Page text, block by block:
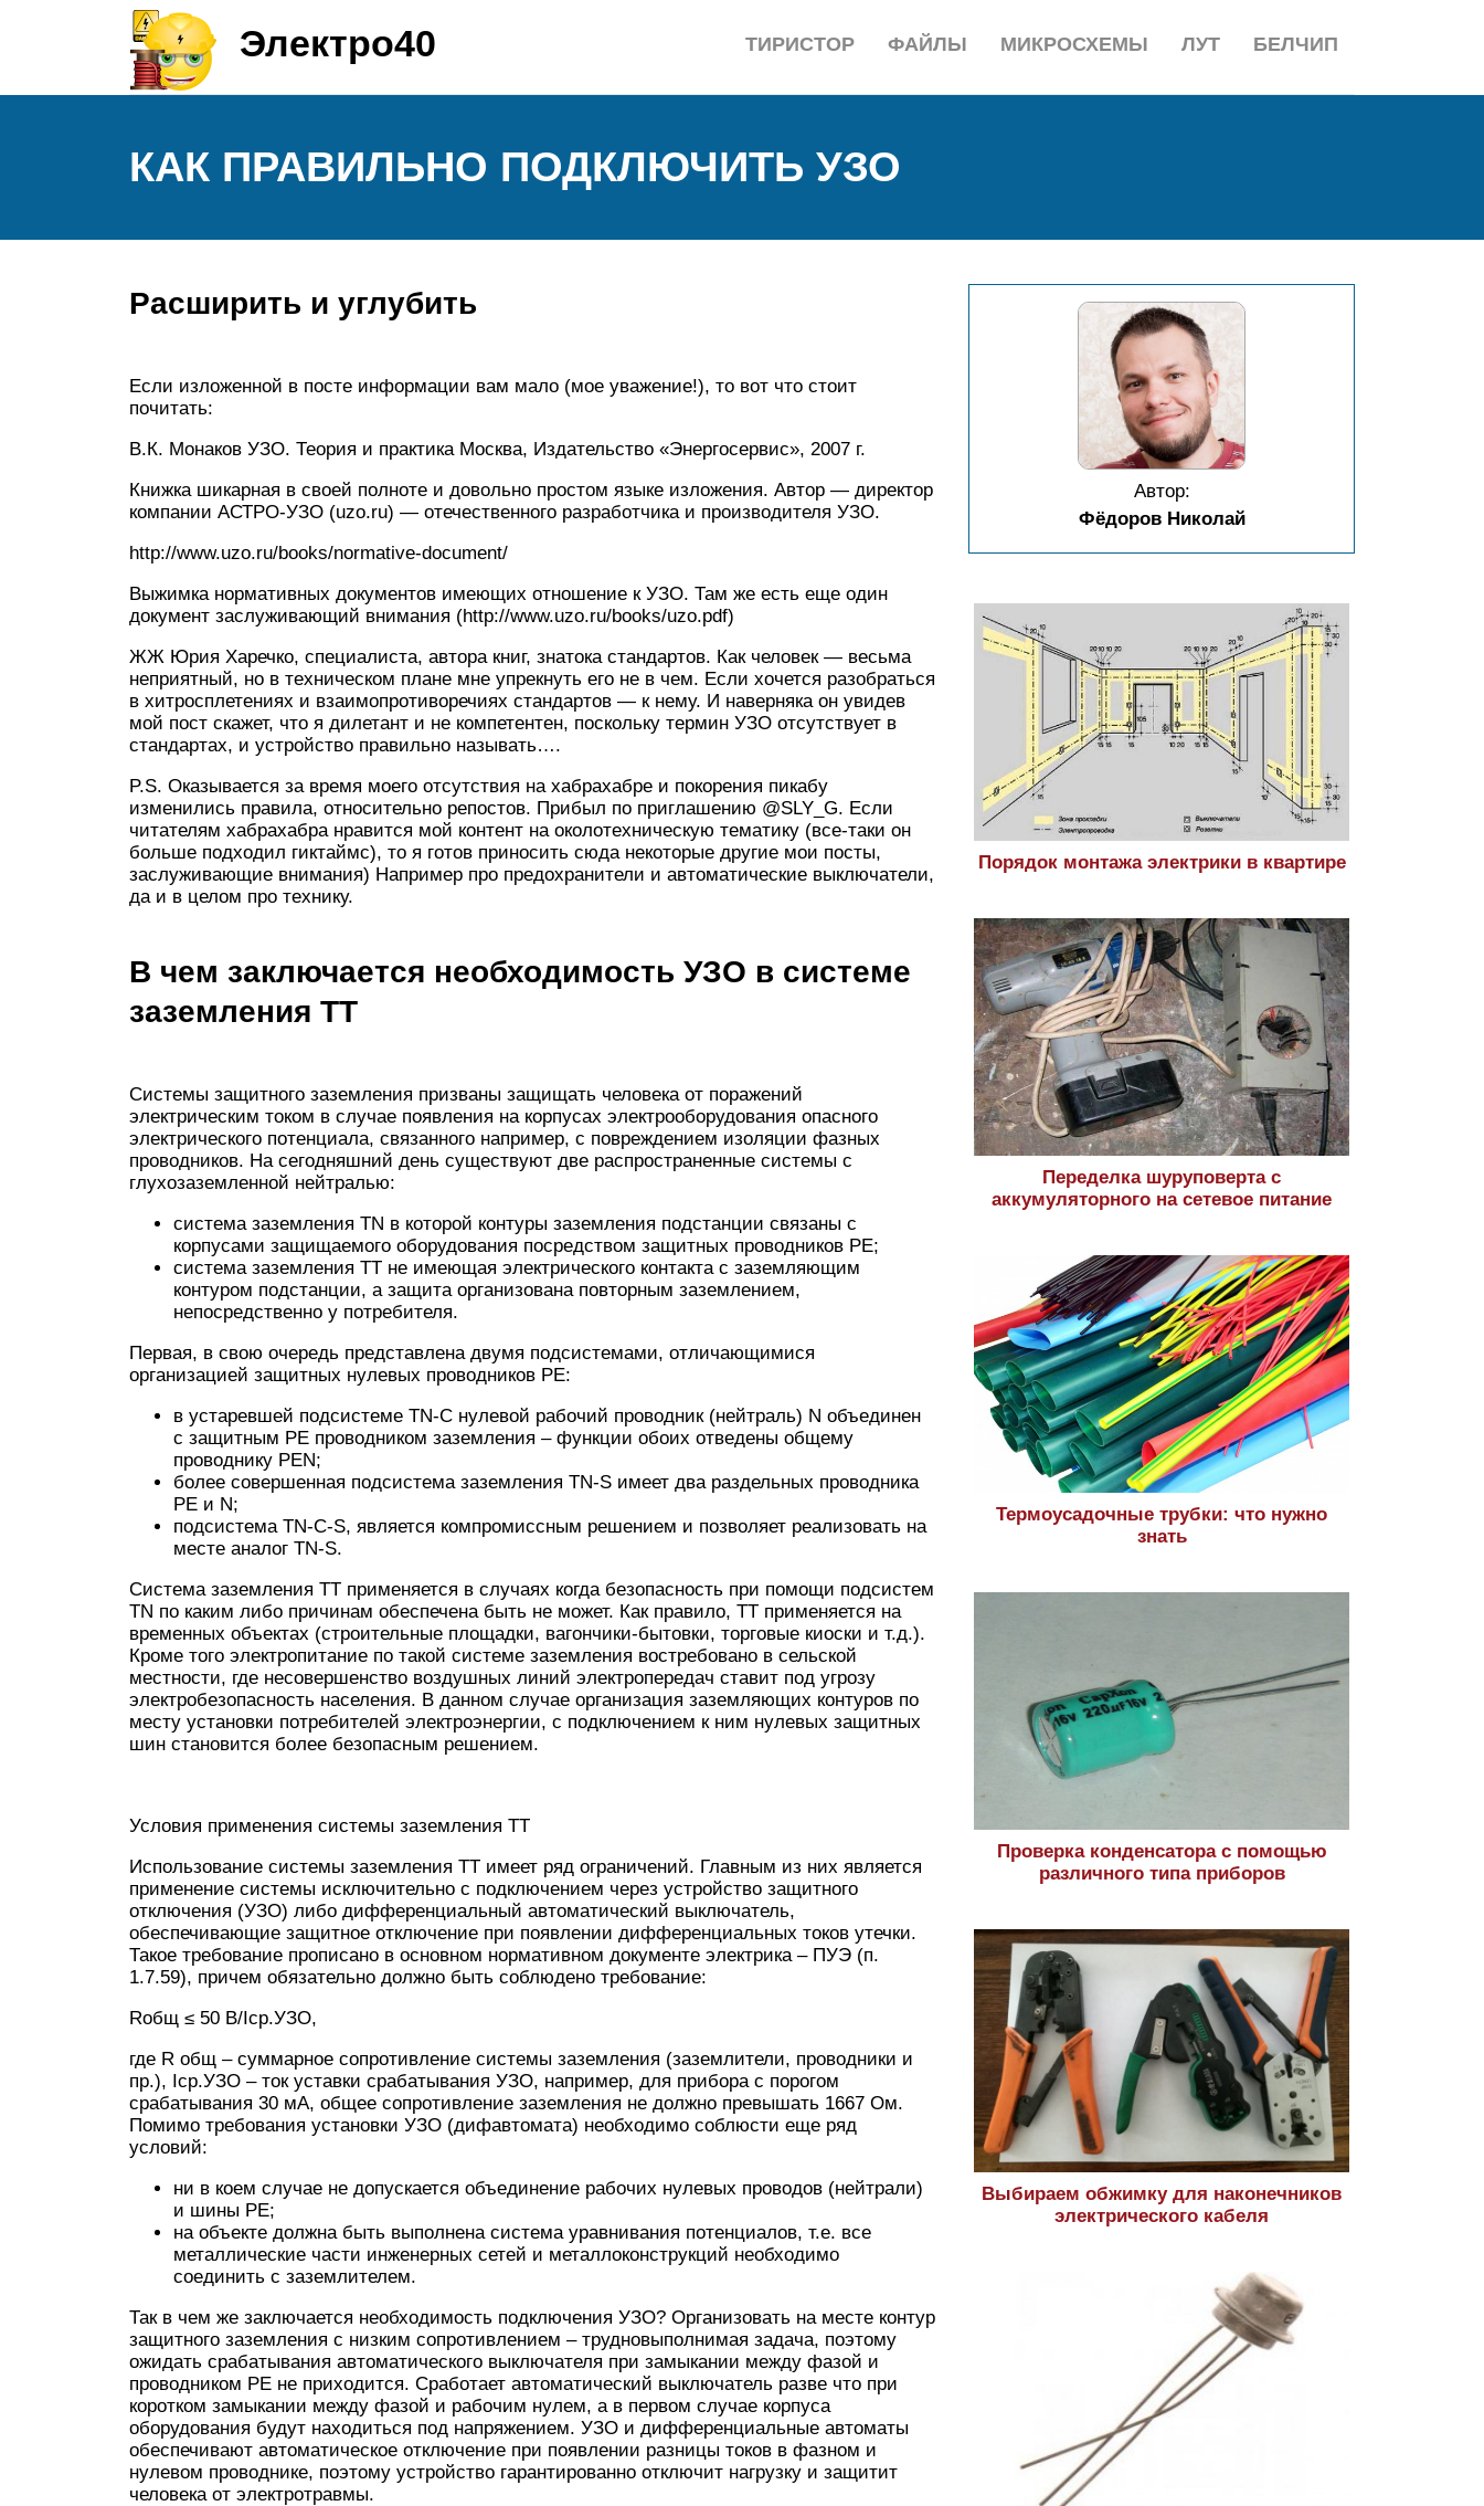
Электро40 БЕЛЧИП
ЛУТ
МИКРОСХЕМЫ
ФАЙЛЫ
ТИРИСТОР
КАК ПРАВИЛЬНО ПОДКЛЮЧИТЬ УЗО
Расширить и углубить
Если изложенной в посте информации вам мало (мое уважение!), то вот что стоит
почитать:
В.К. Монаков УЗО. Теория и практика Москва, Издательство «Энергосервис», 2007 г.
Книжка шикарная в своей полноте и довольно простом языке изложения. Автор — директор
компании АСТРО-УЗО (uzo.ru) — отечественного разработчика и производителя УЗО.
http://www.uzo.ru/books/normative-document/
Выжимка нормативных документов имеющих отношение к УЗО. Там же есть еще один
документ заслуживающий внимания (http://www.uzo.ru/books/uzo.pdf)
ЖЖ Юрия Харечко, специалиста, автора книг, знатока стандартов. Как человек — весьма
неприятный, но в техническом плане мне упрекнуть его не в чем. Если хочется разобраться
в хитросплетениях и взаимопротиворечиях стандартов — к нему. И наверняка он увидев
мой пост скажет, что я дилетант и не компетентен, поскольку термин УЗО отсутствует в
стандартах, и устройство правильно называть….
P.S. Оказывается за время моего отсутствия на хабрахабре и покорения пикабу
изменились правила, относительно репостов. Прибыл по приглашению @SLY_G. Если
читателям хабрахабра нравится мой контент на околотехническую тематику (все-таки он
больше подходил гиктаймс), то я готов приносить сюда некоторые другие мои посты,
заслуживающие внимания) Например про предохранители и автоматические выключатели,
да и в целом про технику.
В чем заключается необходимость УЗО в системе
заземления TT
Системы защитного заземления призваны защищать человека от поражений
электрическим током в случае появления на корпусах электрооборудования опасного
электрического потенциала, связанного например, с повреждением изоляции фазных
проводников. На сегодняшний день существуют две распространенные системы с
глухозаземленной нейтралью:
система заземления TN в которой контуры заземления подстанции связаны с
корпусами защищаемого оборудования посредством защитных проводников PE;
система заземления TT не имеющая электрического контакта с заземляющим
контуром подстанции, а защита организована повторным заземлением,
непосредственно у потребителя.
Первая, в свою очередь представлена двумя подсистемами, отличающимися
организацией защитных нулевых проводников PE:
в устаревшей подсистеме TN-C нулевой рабочий проводник (нейтраль) N объединен
с защитным PE проводником заземления – функции обоих отведены общему
проводнику PEN;
более совершенная подсистема заземления TN-S имеет два раздельных проводника
PE и N;
подсистема TN-C-S, является компромиссным решением и позволяет реализовать на
месте аналог TN-S.
Система заземления ТТ применяется в случаях когда безопасность при помощи подсистем
TN по каким либо причинам обеспечена быть не может. Как правило, TT применяется на
временных объектах (строительные площадки, вагончики-бытовки, торговые киоски и т.д.).
Кроме того электропитание по такой системе заземления востребовано в сельской
местности, где несовершенство воздушных линий электропередач ставит под угрозу
электробезопасность населения. В данном случае организация заземляющих контуров по
месту установки потребителей электроэнергии, с подключением к ним нулевых защитных
шин становится более безопасным решением.
Условия применения системы заземления ТТ
Использование системы заземления TT имеет ряд ограничений. Главным из них является
применение системы исключительно с подключением через устройство защитного
отключения (УЗО) либо дифференциальный автоматический выключатель,
обеспечивающие защитное отключение при появлении дифференциальных токов утечки.
Такое требование прописано в основном нормативном документе электрика – ПУЭ (п.
1.7.59), причем обязательно должно быть соблюдено требование:
Rобщ ≤ 50 В/Iср.УЗО,
где R общ – суммарное сопротивление системы заземления (заземлители, проводники и
пр.), Iср.УЗО – ток уставки срабатывания УЗО, например, для прибора с порогом
срабатывания 30 мА, общее сопротивление заземления не должно превышать 1667 Ом.
Помимо требования установки УЗО (дифавтомата) необходимо соблюсти еще ряд
условий:
ни в коем случае не допускается объединение рабочих нулевых проводов (нейтрали)
и шины PE;
на объекте должна быть выполнена система уравнивания потенциалов, т.е. все
металлические части инженерных сетей и металлоконструкций необходимо
соединить с заземлителем.
Так в чем же заключается необходимость подключения УЗО? Организовать на месте контур
защитного заземления с низким сопротивлением – трудновыполнимая задача, поэтому
ожидать срабатывания автоматического выключателя при замыкании между фазой и
проводником PE не приходится. Сработает автоматический выключатель разве что при
коротком замыкании между фазой и рабочим нулем, а в первом случае корпуса
оборудования будут находиться под напряжением. УЗО и дифференциальные автоматы
обеспечивают автоматическое отключение при появлении разницы токов в фазном и
нулевом проводнике, поэтому устройство гарантированно отключит нагрузку и защитит
человека от электротравмы.
Автор:
Фёдоров Николай
Порядок монтажа электрики в квартире
Переделка шуруповерта с
аккумуляторного на сетевое питание
Термоусадочные трубки: что нужно
знать
Проверка конденсатора с помощью
различного типа приборов
Выбираем обжимку для наконечников
электрического кабеля